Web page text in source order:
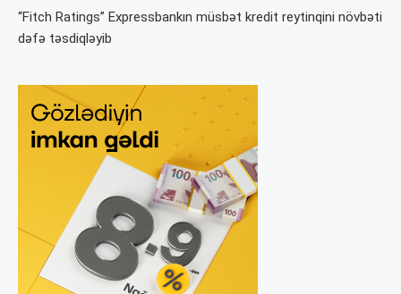
“Fitch Ratings” Expressbankın müsbət kredit reytinqini növbəti
dəfə təsdiqləyib